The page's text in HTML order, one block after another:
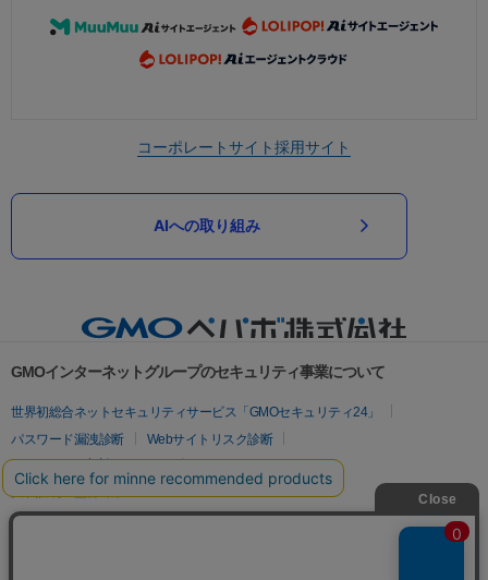
コーポレートサイト採用サイト
AIへの取り組み
GMOインターネットグループのセキュリティ事業について
世界初総合ネットセキュリティサービス「GMOセキュリティ24」
パスワード漏洩診断
Webサイトリスク診断
セキュリティ相談AIチャットボット
実在証明・盗聴対策
サイバー攻撃対策（GMOサイバーセキュリティ byイエラエ）